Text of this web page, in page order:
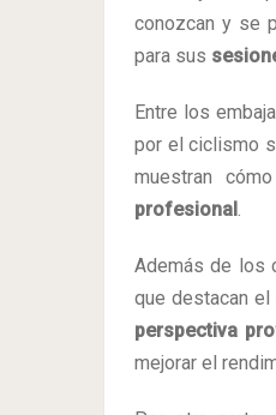
conozcan y se
para sus
Entre los
por el ciclismo
muestran
profesional .
Además de los
que destacan
perspectiva
mejorar el